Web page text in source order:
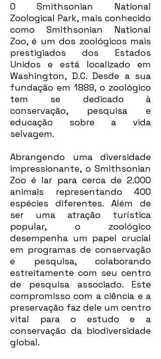
O Smithsonian National
Zoological Park, mais conhecido
como Smithsonian National
Zoo, é um dos zoológicos mais
prestigiados dos Estados
Unidos e está localizado em
Washington, D.C. Desde a sua
fundação em 1889, o zoológico
tem se dedicado à
conservação, pesquisa e
educação sobre a vida
selvagem.
Abrangendo uma diversidade
impressionante, o Smithsonian
Zoo é lar para cerca de 2.000
animais representando 400
espécies diferentes. Além de
ser uma atração turística
popular, o zoológico
desempenha um papel crucial
em programas de conservação
e pesquisa, colaborando
estreitamente com seu centro
de pesquisa associado. Este
compromisso com a ciência e a
preservação faz dele um centro
vital para o estudo e a
conservação da biodiversidade
global.